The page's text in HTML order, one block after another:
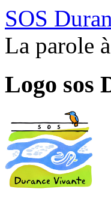
SOS
La parole
Logo sos